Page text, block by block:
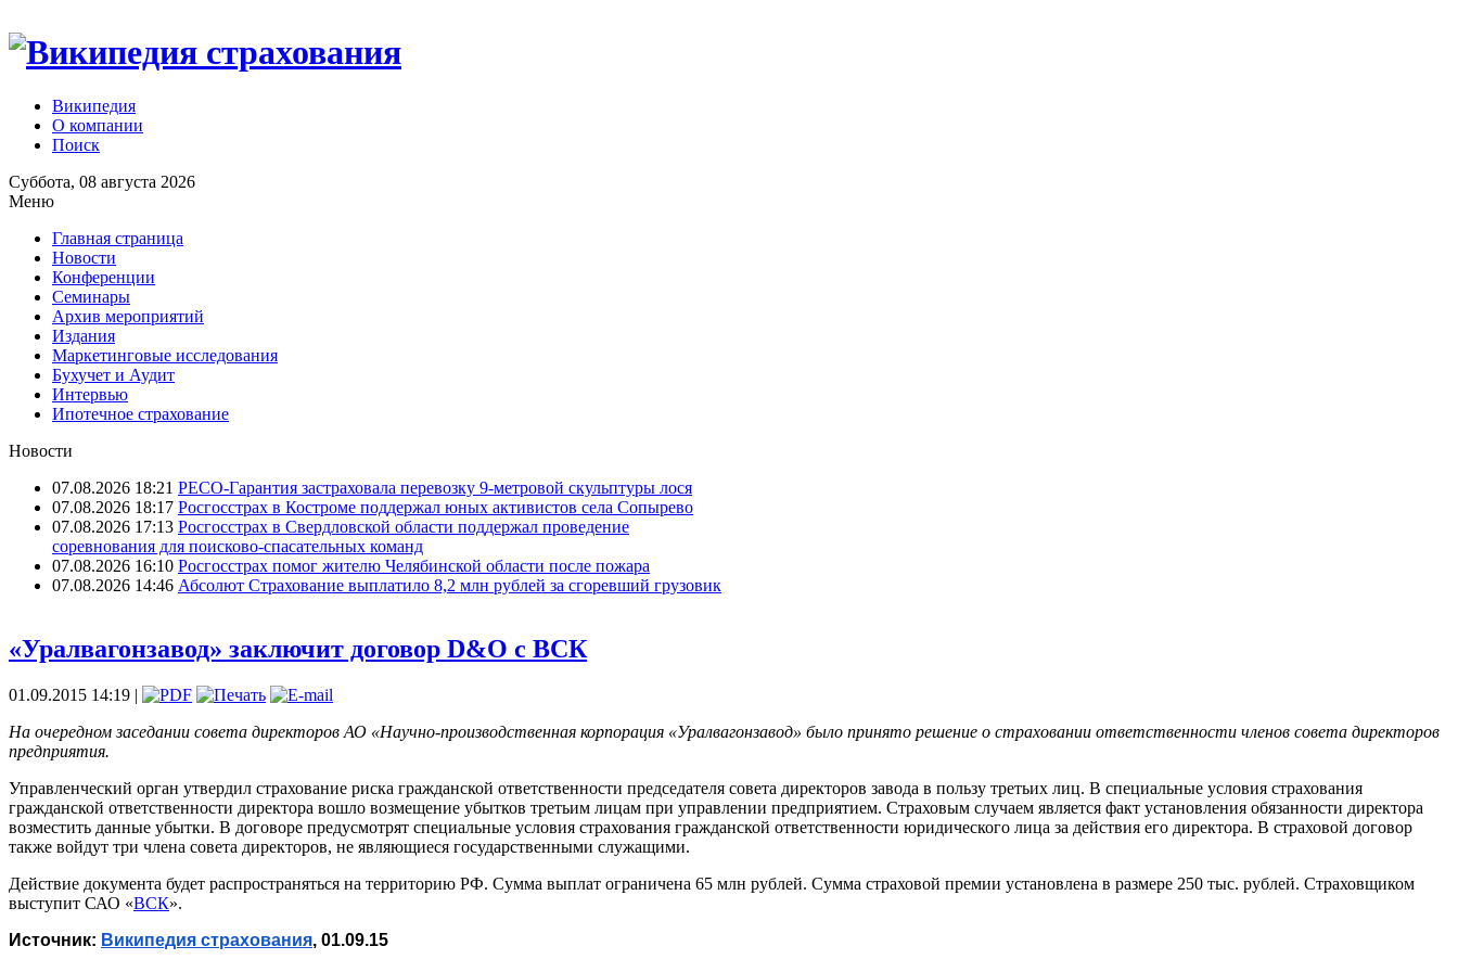
Википедия
О компании
Поиск
Суббота, 08 августа 2026
Меню
Главная страница
Новости
Конференции
Семинары
Архив мероприятий
Издания
Маркетинговые исследования
Бухучет и Аудит
Интервью
Ипотечное страхование
Новости
07.08.2026 18:21 РЕСО-Гарантия застраховала перевозку 9-метровой скульптуры лося
07.08.2026 18:17 Росгосстрах в Костроме поддержал юных активистов села Сопырево
07.08.2026 17:13 Росгосстрах в Свердловской области поддержал проведение
соревнования для поисково‑спасательных команд
07.08.2026 16:10 Росгосстрах помог жителю Челябинской области после пожара
07.08.2026 14:46 Абсолют Страхование выплатило 8,2 млн рублей за сгоревший грузовик
«Уралвагонзавод» заключит договор D&O с ВСК
01.09.2015 14:19 |
На очередном заседании совета директоров АО «Научно-производственная корпорация «Уралвагонзавод» было принято решение о страховании ответственности членов совета директоров
предприятия.
Управленческий орган утвердил страхование риска гражданской ответственности председателя совета директоров завода в пользу третьих лиц. В специальные условия страхования
гражданской ответственности директора вошло возмещение убытков третьим лицам при управлении предприятием. Страховым случаем является факт установления обязанности директора
возместить данные убытки. В договоре предусмотрят специальные условия страхования гражданской ответственности юридического лица за действия его директора. В страховой договор
также войдут три члена совета директоров, не являющиеся государственными служащими.
Действие документа будет распространяться на территорию РФ. Сумма выплат ограничена 65 млн рублей. Сумма страховой премии установлена в размере 250 тыс. рублей. Страховщиком
выступит САО «ВСК».
Источник: Википедия страхования, 01.09.15